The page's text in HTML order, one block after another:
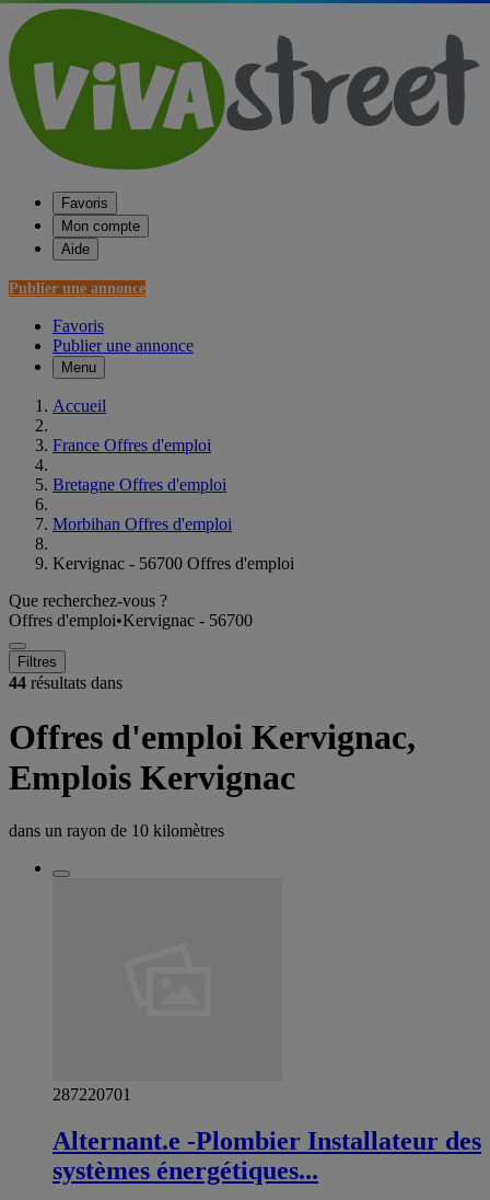
Favoris
Mon compte
Aide
Publier une annonce
Favoris
Publier une annonce
Menu
Accueil
France Offres d'emploi
Bretagne Offres d'emploi
Morbihan Offres d'emploi
Kervignac - 56700 Offres d'emploi
Que recherchez-vous ?
Offres d'emploi•Kervignac - 56700
Filtres
44 résultats dans
Offres d'emploi Kervignac,
Emplois Kervignac
dans un rayon de 10 kilomètres
287220701
Alternant.e -Plombier Installateur des
systèmes énergétiques...